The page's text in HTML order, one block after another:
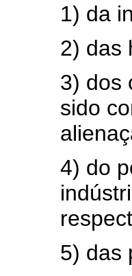
1) da
2) das
3) dos
sido
4) do
5) das